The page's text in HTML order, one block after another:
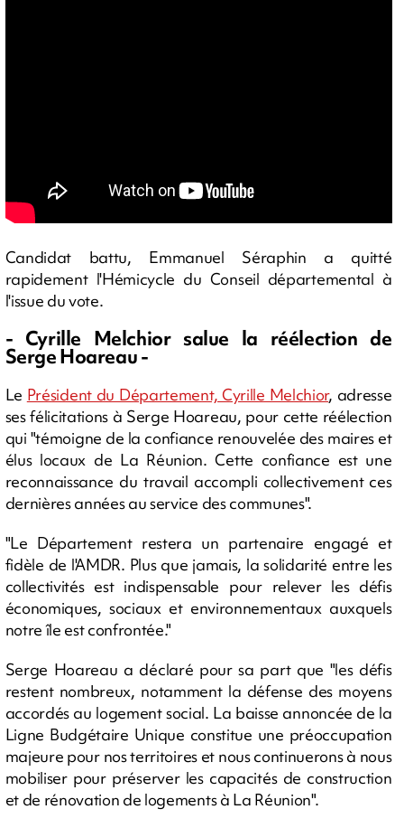
Candidat battu, Emmanuel Séraphin a quitté
rapidement l'Hémicycle du Conseil départemental à
l'issue du vote.
- Cyrille Melchior salue la réélection de
Serge Hoareau -
Le Président du Département, Cyrille Melchior, adresse
ses félicitations à Serge Hoareau, pour cette réélection
qui "témoigne de la confiance renouvelée des maires et
élus locaux de La Réunion. Cette confiance est une
reconnaissance du travail accompli collectivement ces
dernières années au service des communes".
"Le Département restera un partenaire engagé et
fidèle de l'AMDR. Plus que jamais, la solidarité entre les
collectivités est indispensable pour relever les défis
économiques, sociaux et environnementaux auxquels
notre île est confrontée."
Serge Hoareau a déclaré pour sa part que "les défis
restent nombreux, notamment la défense des moyens
accordés au logement social. La baisse annoncée de la
Ligne Budgétaire Unique constitue une préoccupation
majeure pour nos territoires et nous continuerons à nous
mobiliser pour préserver les capacités de construction
et de rénovation de logements à La Réunion".